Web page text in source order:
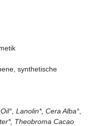
synthetische
Lanolin*, Cera Alba°,
Theobroma Cacao